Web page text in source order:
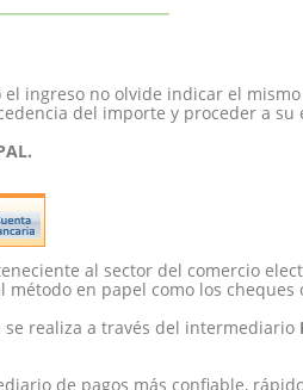
ingreso no olvide indicar el
del importe y proceder a su
al sector del comercio
en papel como los cheques
realiza a través del intermediario
de pagos más confiable,
deseos
al cliente
de pago
y reembolsos